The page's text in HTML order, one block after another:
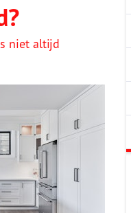
niet altijd